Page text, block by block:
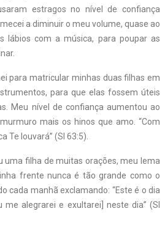
estragos no nível de confiança
a diminuir o meu volume, quase ao
lábios com a música, para poupar as
para matricular minhas duas filhas em
para que elas fossem úteis
Meu nível de confiança aumentou ao
mais os hinos que amo. “Com
Te louvará” (Sl 63:5).
uma filha de muitas orações, meu lema
frente nunca é tão grande como o
cada manhã exclamando: “Este é o dia
me alegrarei e exultarei] neste dia” (Sl